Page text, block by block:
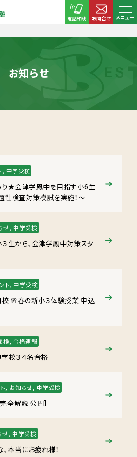
電話相談 お問合せ
メニュー
お知らせ
, 中学受検
★会津学鳳中を目指す小6生
性検査対策模試を実施！～
せ, 中学受検
３生から、会津学鳳中対策スタ
ト, 中学受検
🌸春の新小３体験授業 申込
検, 合格速報
校３４名合格
, お知らせ, 中学受検
全解説 公開】
せ, 中学受検
本当にお疲れ様！